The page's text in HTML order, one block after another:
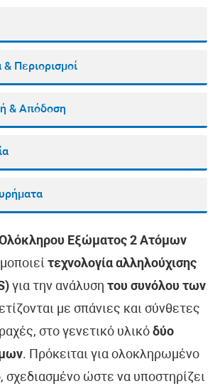
Περιορισμοί
& Απόδοση
Εξώματος 2 Ατόμων
τεχνολογία αλληλούχισης
για την ανάλυσητου συνόλου των
με σπάνιες και σύνθετες
στο γενετικό υλικόδύο
. Πρόκειται για ολοκληρωμένο
σχεδιασμένο ώστε να υποστηρίζει